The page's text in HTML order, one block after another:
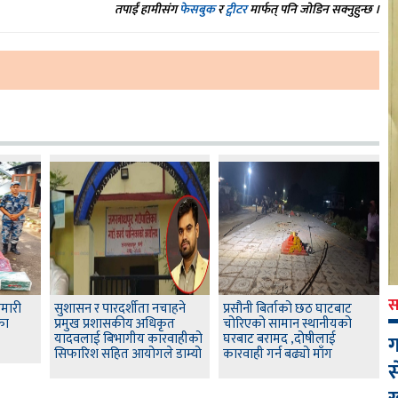
तपाईं हामीसंगफेसबुकरट्वीटरमार्फत् पनि जोडिन सक्नुहुन्छ ।
सुशासन र पारदर्शीता नचाहने
प्रमुख प्रशासकीय अधिकृत
यादवलाई बिभागीय कारवाहीको
सिफारिश सहित आयोगले डाम्यो
प्रसौनी बिर्ताको छठ घाटबाट
चोरिएको सामान स्थानीयको
घरबाट बरामद ,दोषीलाई
कारवाही गर्न बढ्यो माँग